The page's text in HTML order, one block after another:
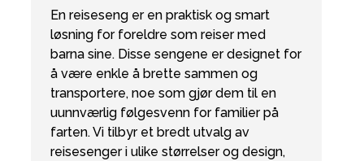
En reiseseng er en praktisk og smart
løsning for foreldre som reiser med
barna sine. Disse sengene er designet for
å være enkle å brette sammen og
transportere, noe som gjør dem til en
uunnværlig følgesvenn for familier på
farten. Vi tilbyr et bredt utvalg av
reisesenger i ulike størrelser og design,